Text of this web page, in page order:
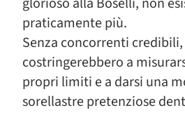
praticamente più.
Senza concorrenti
costringerebbero a
propri limiti e a darsi una
sorellastre pretenziose